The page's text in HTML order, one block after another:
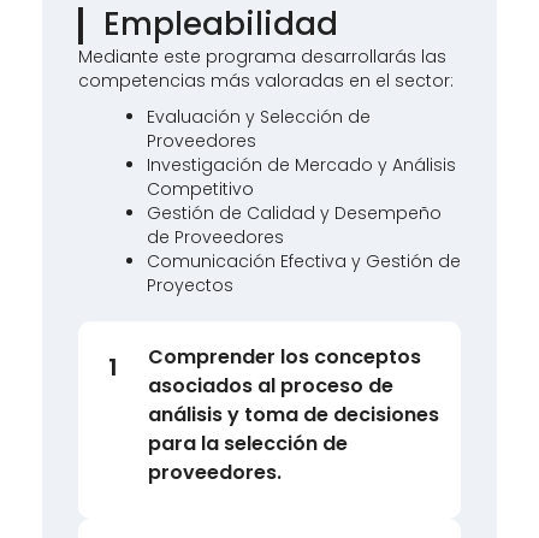
Empleabilidad
Mediante este programa desarrollarás las
competencias más valoradas en el sector:
Evaluación y Selección de
Proveedores
Investigación de Mercado y Análisis
Competitivo
Gestión de Calidad y Desempeño
de Proveedores
Comunicación Efectiva y Gestión de
Proyectos
1
Comprender los conceptos
asociados al proceso de
análisis y toma de decisiones
para la selección de
proveedores.